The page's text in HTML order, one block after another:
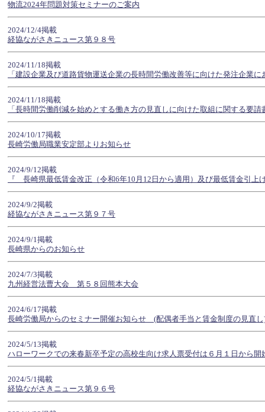
物流2024年問題対策セミナーのご案内
2024/12/4掲載
経協ながさきニュース第９８号
2024/11/18掲載
「建設企業及び道路貨物運送企業の長時間労働改善等に向けた発注企業
2024/11/18掲載
「長時間労働削減を始めとする働き方の見直しに向けた取組に関する要請
2024/10/17掲載
長崎労働局職業安定部よりお知らせ
2024/9/12掲載
『 長崎県最低賃金改正（令和6年10月12日から適用）及び最低賃金引
2024/9/2掲載
経協ながさきニュース第９７号
2024/9/1掲載
長崎県からのお知らせ
2024/7/3掲載
九州経営法曹大会 第５８回熊本大会
2024/6/17掲載
長崎労働局からのセミナー開催お知らせ (配偶者手当と賃金制度の見直し
2024/5/13掲載
ハローワークでの来春新卒予定の高校生向け求人票受付は６月１日から開
2024/5/1掲載
経協ながさきニュース第９６号